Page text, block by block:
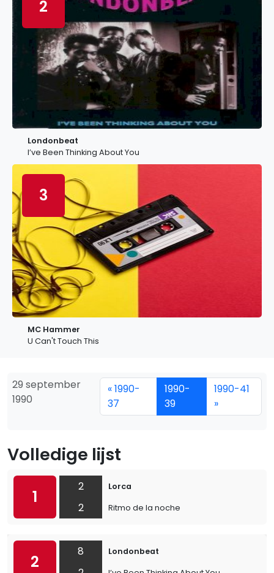
2
Londonbeat
I’ve Been Thinking About You
3
MC Hammer
U Can't Touch This
29 september
1990
« 1990-
37
1990-
39
1990-41
»
Volledige lijst
1
2
2
Lorca
Ritmo de la noche
2
8
Londonbeat